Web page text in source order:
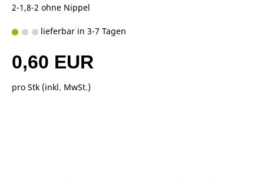
2-1,8-2 ohne Nippel
lieferbar in 3-7 Tagen
0,60 EUR
pro Stk (inkl. MwSt.)